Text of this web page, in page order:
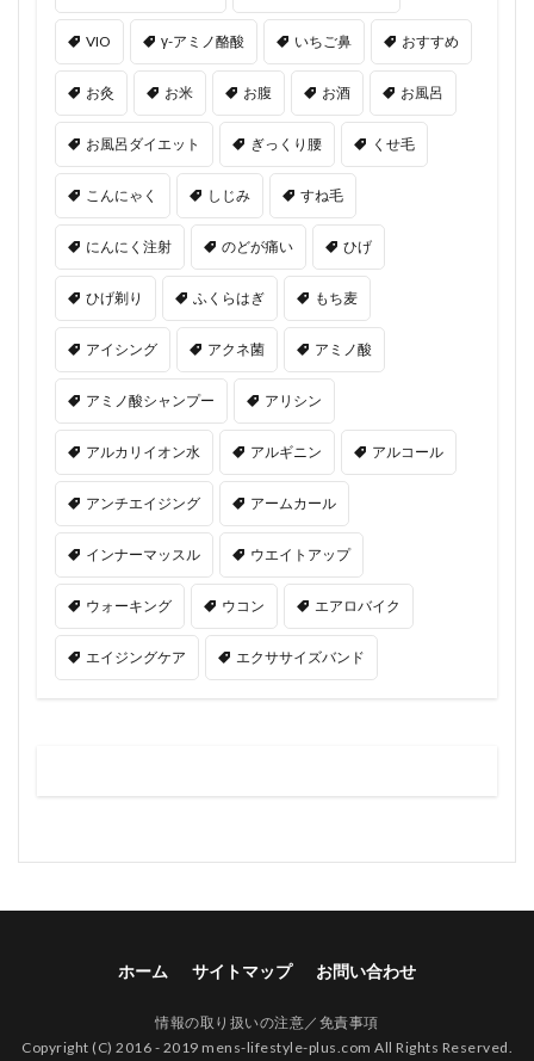
VIO γ-アミノ酪酸 いちご鼻 おすすめ
お灸 お米 お腹 お酒 お風呂
お風呂ダイエット ぎっくり腰 くせ毛
こんにゃく しじみ すね毛
にんにく注射 のどが痛い ひげ
ひげ剃り ふくらはぎ もち麦
アイシング アクネ菌 アミノ酸
アミノ酸シャンプー アリシン
アルカリイオン水 アルギニン アルコール
アンチエイジング アームカール
インナーマッスル ウエイトアップ
ウォーキング ウコン エアロバイク
エイジングケア エクササイズバンド
ホーム サイトマップ お問い合わせ
情報の取り扱いの注意／免責事項
Copyright (C) 2016 - 2019 mens-lifestyle-plus.com All Rights Reserved.